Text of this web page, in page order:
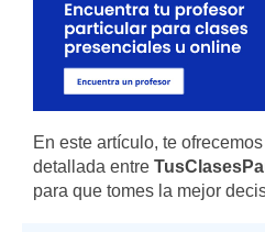
En este artículo, te
detallada entre
para que tomes la mejor